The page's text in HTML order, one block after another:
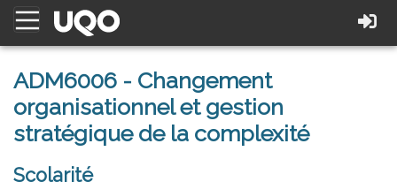
ADM6006 - Changement
organisationnel et gestion
stratégique de la complexité
Scolarité